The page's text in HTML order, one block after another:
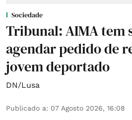
Sociedade
Tribunal: AIMA tem
agendar pedido de
jovem deportado
DN/Lusa
Publicado a: 07 Agosto 2026, 16:08